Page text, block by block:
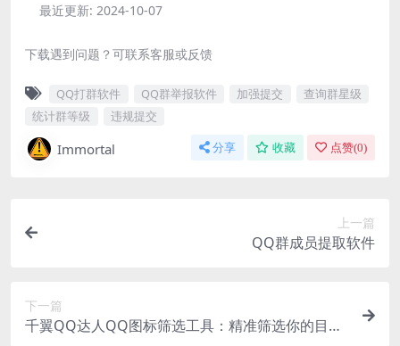
最近更新: 2024-10-07
下载遇到问题？可联系客服或反馈
QQ打群软件 QQ群举报软件 加强提交
查询群星级
统计群等级
违规提交
Immortal 分享 收藏 点赞(0)
上一篇
QQ群成员提取软件
下一篇
千翼QQ达人QQ图标筛选工具：精准筛选你的目标